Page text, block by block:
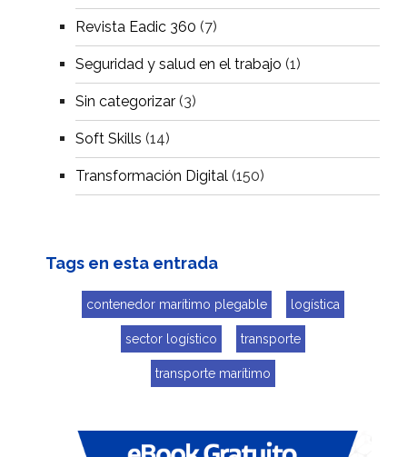
Revista Eadic 360 (7)
Seguridad y salud en el trabajo (1)
Sin categorizar (3)
Soft Skills (14)
Transformación Digital (150)
Tags en esta entrada
contenedor marítimo plegable logística
sector logístico transporte
transporte marítimo